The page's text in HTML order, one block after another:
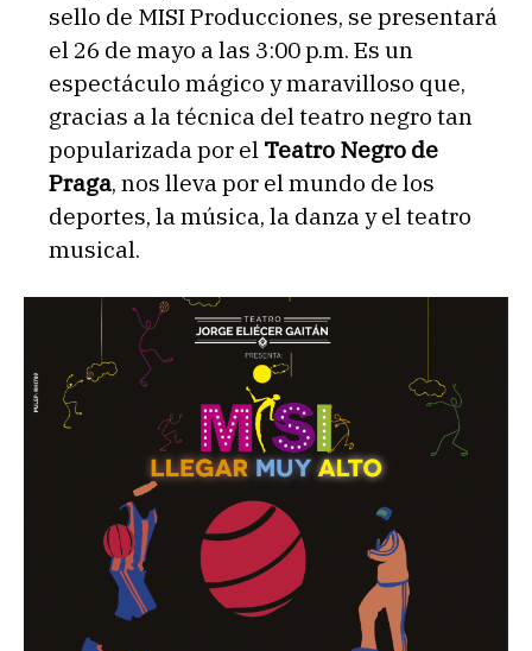
sello de MISI Producciones, se presentará
el 26 de mayo a las 3:00 p.m. Es un
espectáculo mágico y maravilloso que,
gracias a la técnica del teatro negro tan
popularizada por el Teatro Negro de
Praga, nos lleva por el mundo de los
deportes, la música, la danza y el teatro
musical.